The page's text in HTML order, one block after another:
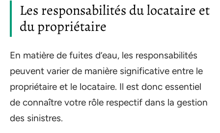
Les responsabilités du locataire et
du propriétaire
En matière de fuites d’eau, les responsabilités
peuvent varier de manière significative entre le
propriétaire et le locataire. Il est donc essentiel
de connaître votre rôle respectif dans la gestion
des sinistres.